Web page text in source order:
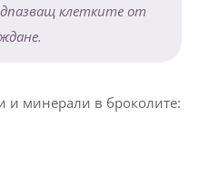
клетките от
и минерали в броколите: